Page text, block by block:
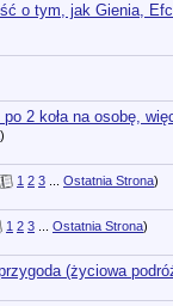
o tym, jak Gienia,
2 koła na osobę,
)
1 2 3 Ostatnia Strona)
1 2 3 Ostatnia Strona)
(życiowa